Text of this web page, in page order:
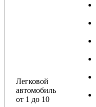
Легковой
автомобиль
от 1 до 10